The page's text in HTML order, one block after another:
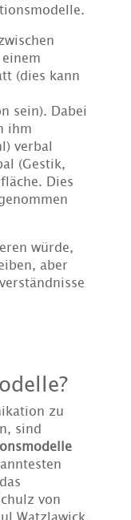
(dies kann
sein). Dabei
ihm
verbal
(Gestik,
Dies
würde,
aber
zu
sind
von
Watzlawick.